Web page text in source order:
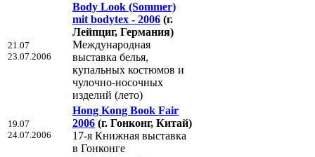
21.07
23.07.2006
Body Look (Sommer)
mit bodytex - 2006 (г.
Лейпциг, Германия)
Международная
выставка белья,
купальных костюмов и
чулочно-носочных
изделий (лето)
19.07
24.07.2006
Hong Kong Book Fair
2006 (г. Гонконг, Китай)
17-я Книжная выставка
в Гонконге